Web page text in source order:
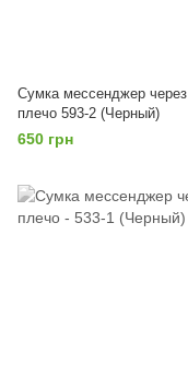
Сумка мессенджер через
плечо 593-2 (Черный)
650 грн